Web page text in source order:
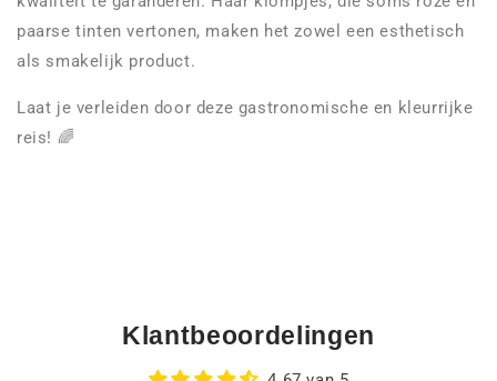
paarse tinten vertonen, maken het zowel een esthetisch
als smakelijk product.
Laat je verleiden door deze gastronomische en kleurrijke
reis! 🌈
Klantbeoordelingen